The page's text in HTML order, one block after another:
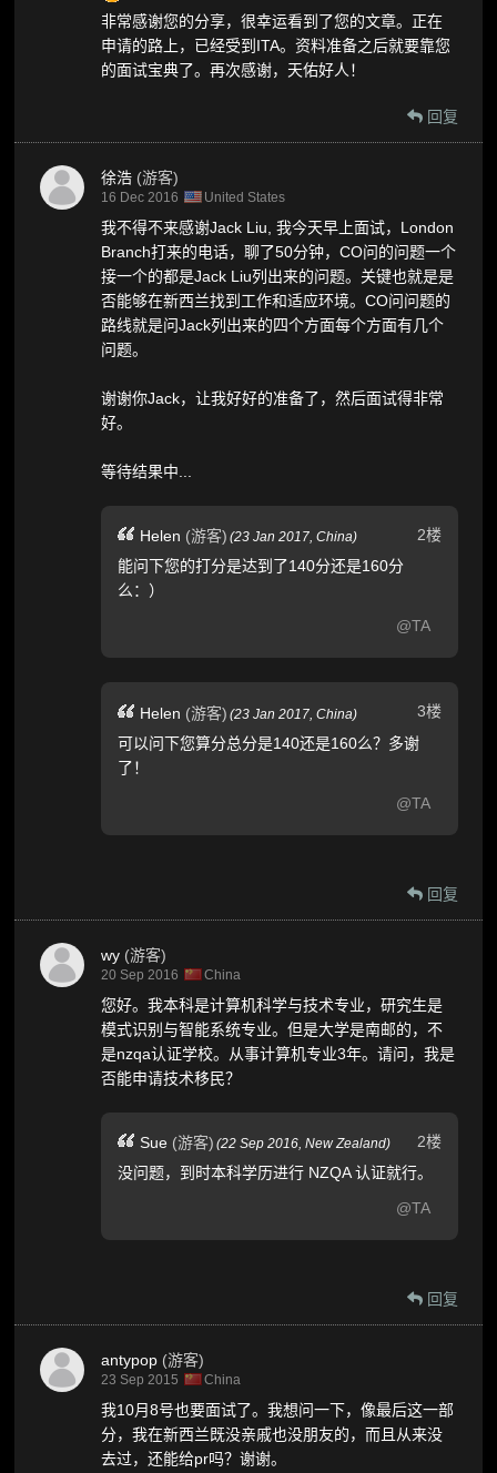
非常感谢您的分享，很幸运看到了您的文章。正在
申请的路上，已经受到ITA。资料准备之后就要靠您
的面试宝典了。再次感谢，天佑好人！
回复
徐浩 (游客)
16 Dec 2016 United States
我不得不来感谢Jack Liu, 我今天早上面试，London
Branch打来的电话，聊了50分钟，CO问的问题一个
接一个的都是Jack Liu列出来的问题。关键也就是是
否能够在新西兰找到工作和适应环境。CO问问题的
路线就是问Jack列出来的四个方面每个方面有几个
问题。
谢谢你Jack，让我好好的准备了，然后面试得非常
好。
等待结果中...
2楼
Helen (游客) (23 Jan 2017,China)
能问下您的打分是达到了140分还是160分
么：）
@TA
3楼
Helen (游客) (23 Jan 2017,China)
可以问下您算分总分是140还是160么？多谢
了！
@TA
回复
wy (游客)
20 Sep 2016 China
您好。我本科是计算机科学与技术专业，研究生是
模式识别与智能系统专业。但是大学是南邮的，不
是nzqa认证学校。从事计算机专业3年。请问，我是
否能申请技术移民？
2楼
Sue (游客) (22 Sep 2016,New Zealand)
没问题，到时本科学历进行 NZQA 认证就行。
@TA
回复
antypop (游客)
23 Sep 2015 China
我10月8号也要面试了。我想问一下，像最后这一部
分，我在新西兰既没亲戚也没朋友的，而且从来没
去过，还能给pr吗？谢谢。